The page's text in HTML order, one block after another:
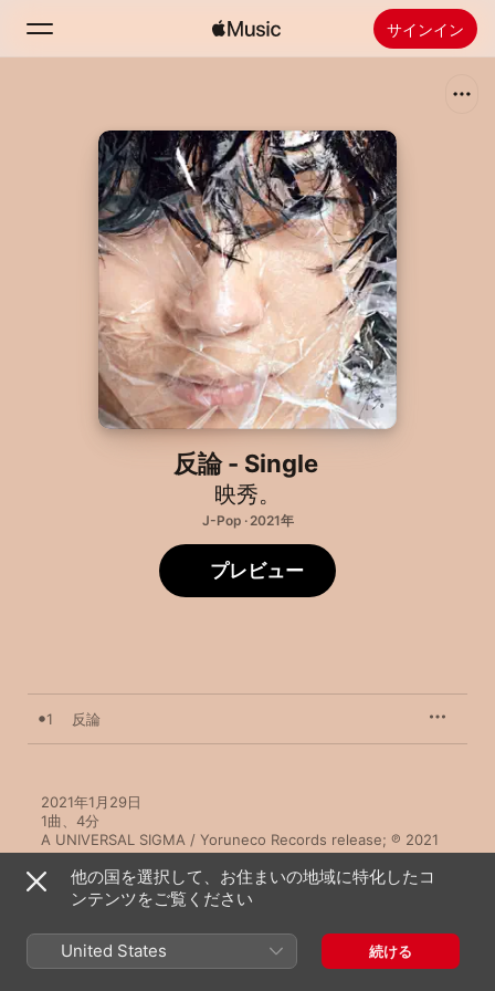
サインイン
ホーム
新着おすすめ
ラジオ
Apple Musicをインストール
反論 - Single
映秀。
J-Pop · 2021年
プレビュー
1 反論
2021年1月29日
1曲、4分
A UNIVERSAL SIGMA / Yoruneco Records release; ℗ 2021
UNIVERSAL MUSIC LLC
他の国を選択して、お住まいの地域に特化したコ
ンテンツをご覧ください
United States 続ける